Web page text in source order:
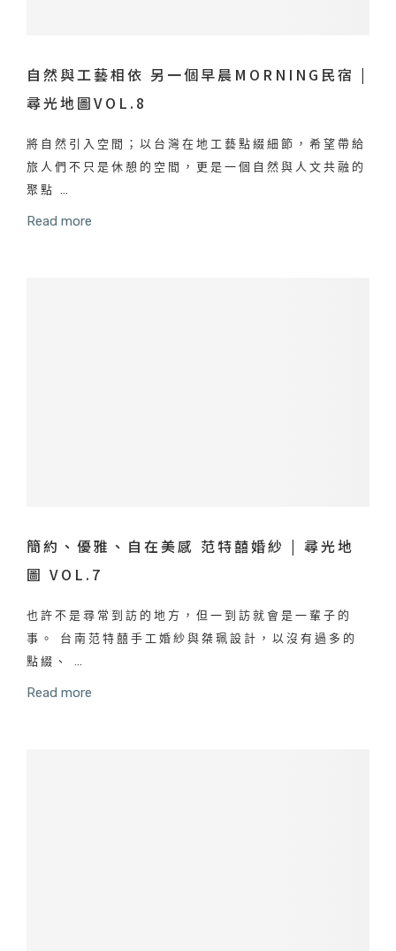
自然與工藝相依 另一個早晨MORNING民宿 |
尋光地圖VOL.8
將自然引入空間；以台灣在地工藝點綴細節，希望帶給
旅人們不只是休憩的空間，更是一個自然與人文共融的
聚點 …
Read more
簡約、優雅、自在美感 范特囍婚紗 | 尋光地
圖 VOL.7
也許不是尋常到訪的地方，但一到訪就會是一輩子的
事。 台南范特囍手工婚紗與桀珮設計，以沒有過多的
點綴、 …
Read more